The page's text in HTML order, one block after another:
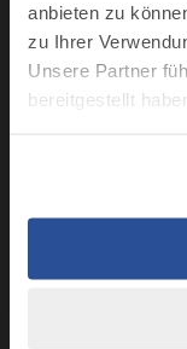
anbieten zu
zu Ihrer
Unsere Partner
bereitgestellt
KONTAKT &